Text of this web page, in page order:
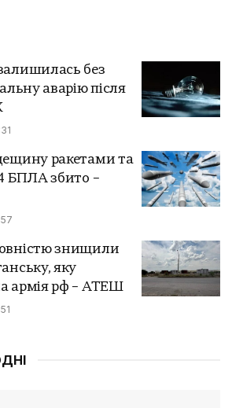
без
аварію після
ракетами та
БПЛА збито –
знищили
яку
армія рф – АТЕШ